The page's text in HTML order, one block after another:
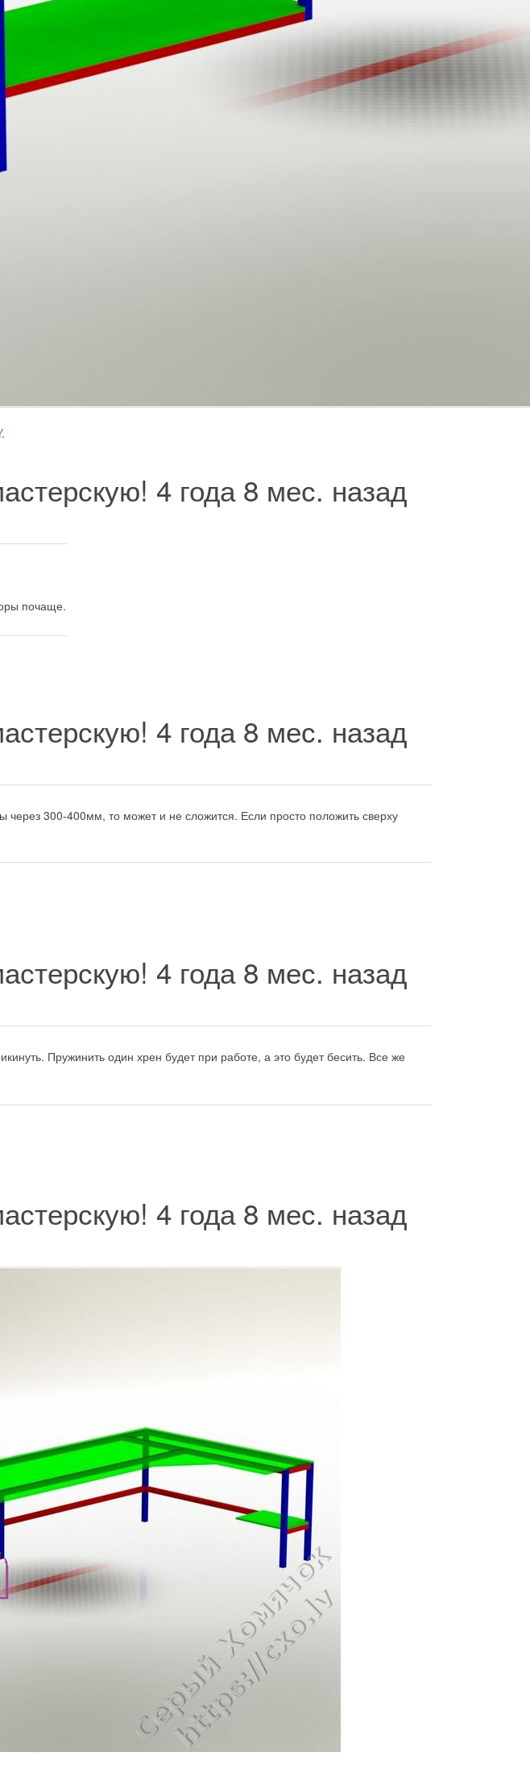
.
4 года 8 мес. назад
почаще.
4 года 8 мес. назад
300-400мм, то может и не сложится. Если просто положить сверху
4 года 8 мес. назад
Пружинить один хрен будет при работе, а это будет бесить. Все же
4 года 8 мес. назад